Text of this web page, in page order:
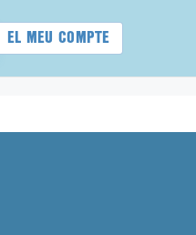
EL MEU COMPTE